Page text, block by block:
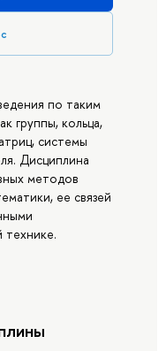
по таким
группы, кольца,
системы
Дисциплина
методов
ее связей